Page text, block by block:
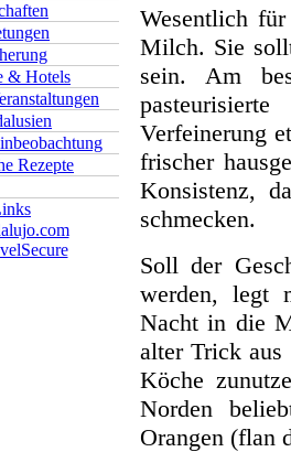
& Hotels
Rezepte
Wesentlich
Milch. Sie
sein. Am
Verfeinerung
frischer
Konsistenz,
schmecken.
Soll der
werden, legt
Nacht in die
alter Trick
Köche
Norden
Orangen (flan